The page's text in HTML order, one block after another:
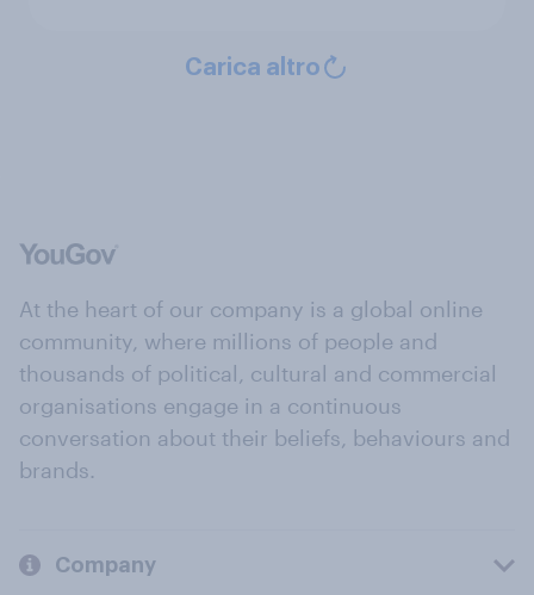
Carica altro
At the heart of our company is a global online
community, where millions of people and
thousands of political, cultural and commercial
organisations engage in a continuous
conversation about their beliefs, behaviours and
brands.
Company